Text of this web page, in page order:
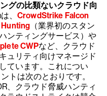
グの比類ないクラウド向
、 CrowdStrike Falcon
（業界初のスタン
ンティングサービス）や
CWPなど、クラウド
ュリティ向けマネージド
ています。これについ
トは次のとおりです。
、クラウド脅威ハンティ